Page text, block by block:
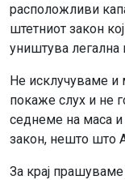
расположливи
штетниот закон
уништува легална
Не исклучуваме и
покаже слух и не
седнеме на маса
закон, нешто што
За крај прашуваме